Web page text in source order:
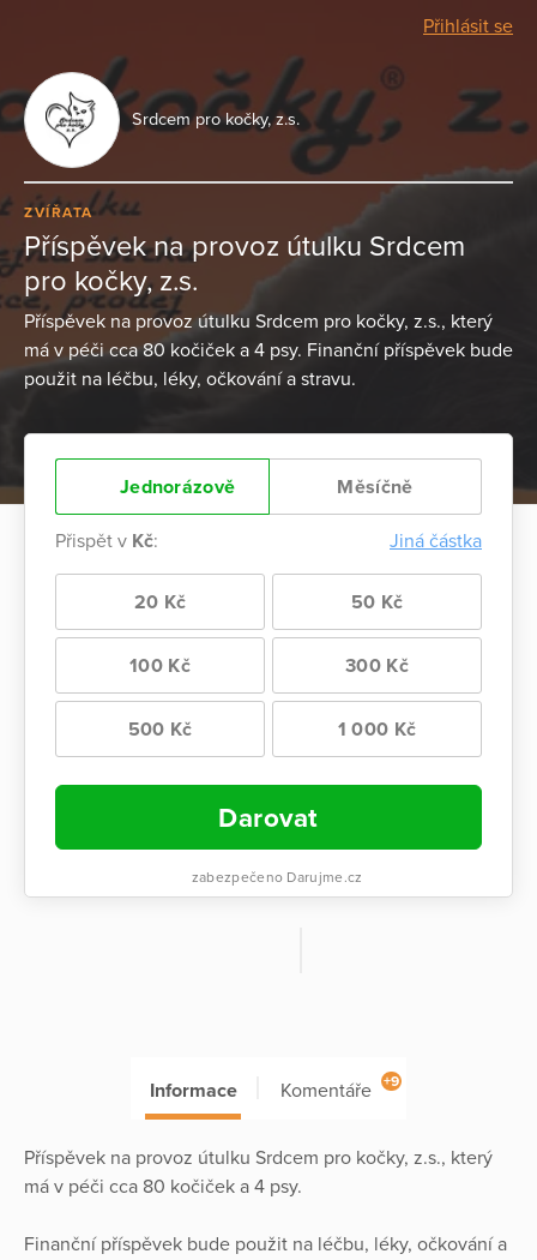
Přihlásit se
Srdcem pro kočky, z.s.
ZVÍŘATA
Příspěvek na provoz útulku Srdcem
pro kočky, z.s.
Příspěvek na provoz útulku Srdcem pro kočky, z.s., který
má v péči cca 80 kočiček a 4 psy. Finanční příspěvek bude
použit na léčbu, léky, očkování a stravu.
Jednorázově Měsíčně
Přispět v Kč: Jiná částka
20 Kč 50 Kč
100 Kč 300 Kč
500 Kč 1 000 Kč
Darovat
zabezpečeno Darujme.cz
Informace Komentáře +9
Příspěvek na provoz útulku Srdcem pro kočky, z.s., který
má v péči cca 80 kočiček a 4 psy.
Finanční příspěvek bude použit na léčbu, léky, očkování a